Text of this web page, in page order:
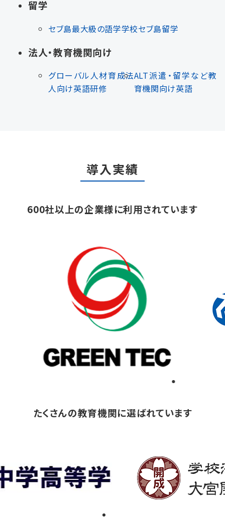
留学
セブ島最大級の語学学校セブ島留学
法人・教育機関向け
グローバル人材育成法
人向け英語研修
ALT派遣・留学など教
育機関向け英語
導入実績
600社以上の企業様に利用されています
たくさんの教育機関に選ばれています